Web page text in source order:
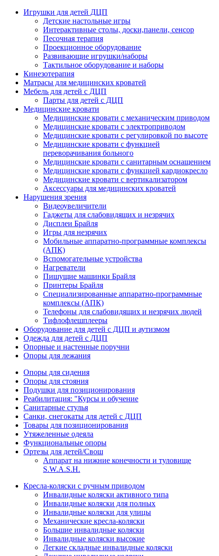
Игрушки для детей ДЦП
Детские настольные игры
Интерактивные столы, доски,панели, сенсор
Песочная терапия
Проекционное оборудование
Развивающие игрушки/наборы
Тактильное оборудование и наборы
Кинезотерапия
Матрасы для медицинских кроватей
Мебель для детей с ДЦП
Парты для детей с ДЦП
Медицинские кровати
Медицинские кровати с механическим приводом
Медицинские кровати с электроприводом
Медицинские кровати с регулировкой по высоте
Медицинские кровати с функцией
переворачивания больного
Медицинские кровати с санитарным оснащением
Медицинские кровати с функцией кардиокресло
Медицинские кровати с вертикализатором
Аксессуары для медицинских кроватей
Нарушения зрения
Видеоувеличители
Гаджеты для слабовидящих и незрячих
Дисплеи Брайля
Игры для незрячих
Мобильные аппаратно-программные комплексы
(АПК)
Вспомогательные устройства
Нагреватели
Пишущие машинки Брайля
Принтеры Брайля
Специализированные аппаратно-программные
комплексы (АПК)
Телефоны для слабовидящих и незрячих людей
Тифлофлешплееры
Оборудование для детей с ДЦП и аутизмом
Одежда для детей с ДЦП
Опорные и настенные поручни
Опоры для лежания
Опоры для сидения
Опоры для стояния
Подушки для позиционирования
Реабилитация: "Курсы и обучение
Санитарные стулья
Санки, снегокаты для детей с ДЦП
Товары для позиционирования
Утяжеленные одеяла
Функциональные опоры
Ортезы для детей/Свош
Аппарат на нижние конечности и туловище
S.W.A.S.H.
Кресла-коляски с ручным приводом
Инвалидные коляски активного типа
Инвалидные коляски для полных
Инвалидные коляски для улицы
Механические кресла-коляски
Большие инвалидные коляски
Инвалидные коляски высокие
Легкие складные инвалидные коляски